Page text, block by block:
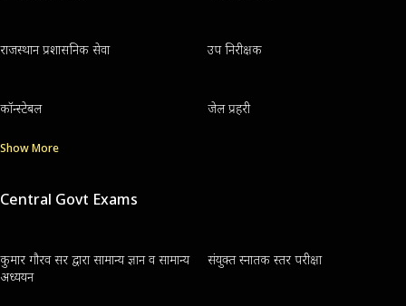
राजस्थान प्रशासनिक सेवा उप निरीक्षक
कॉन्स्टेबल जेल प्रहरी
Show More
Central Govt Exams
कुमार गौरव सर द्वारा सामान्य ज्ञान व सामान्य
अध्ययन
संयुक्त स्नातक स्तर परीक्षा